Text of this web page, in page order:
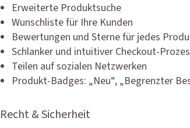
Erweiterte Produktsuche
Wunschliste für Ihre Kunden
Bewertungen und Sterne für jedes
Schlanker und intuitiver Checkout-
Teilen auf sozialen Netzwerken
Produkt-Badges: „Neu“, „Begrenzter
Recht & Sicherheit